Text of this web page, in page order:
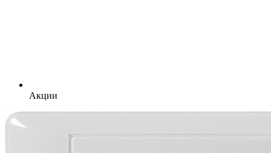
Акции